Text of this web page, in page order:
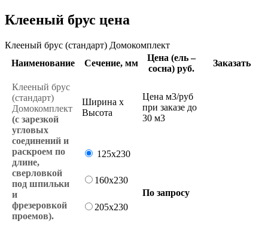
Клееный брус цена
Клееный брус (стандарт) Домокомплект
Наименование
Сечение, мм
Цена (ель –
сосна) руб.
Заказать
Клееный брус
(стандарт)
Домокомплект
(с зарезкой
угловых
соединений и
раскроем по
длине,
сверловкой
под шпильки
и
фрезеровкой
проемов).
Ширина х
Высота
Цена м3/руб
при заказе до
30 м3
125x230
По запросу
160x230
205x230